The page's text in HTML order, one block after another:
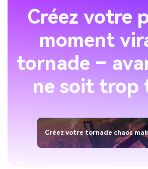
Créez votre
moment
tornade –
ne soit trop
Créez votre tornade chaos